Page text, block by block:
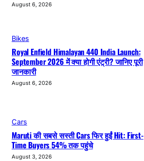
August 6, 2026
Bikes
Royal Enfield Himalayan 440 India Launch:
September 2026 में क्या होगी एंट्री? जानिए पूरी
जानकारी
August 6, 2026
Cars
Maruti की सबसे सस्ती Cars फिर हुईं Hit: First-
Time Buyers 54% तक पहुंचे
August 3, 2026